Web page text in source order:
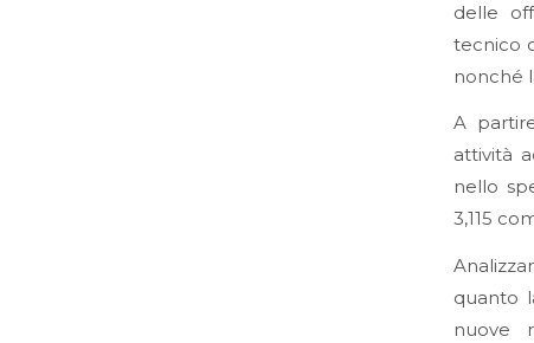
delle
tecnico
nonché
A
attività
nello
3,115
quanto
nuove